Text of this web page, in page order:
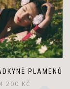
product
page
PLAMENŮ
4 200 KČ